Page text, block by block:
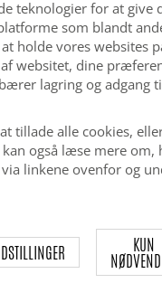
kr.629
teknologier for at give
som blandt
holde vores websites
websitet, dine
lagring og adgang
tillade alle cookies,
også læse mere
linkene ovenfor og
KUN